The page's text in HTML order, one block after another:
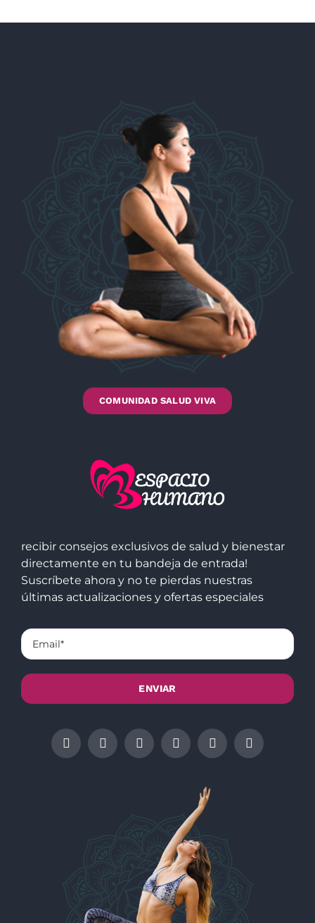
COMUNIDAD SALUD VIVA
recibir consejos exclusivos de salud y bienestar
directamente en tu bandeja de entrada!
Suscríbete ahora y no te pierdas nuestras
últimas actualizaciones y ofertas especiales